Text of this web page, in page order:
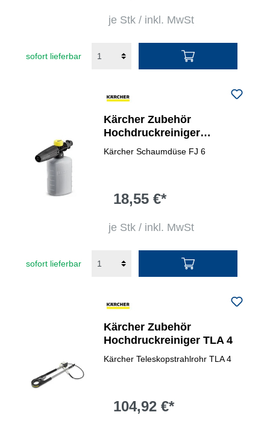
je Stk / inkl. MwSt
sofort lieferbar
Kärcher Zubehör
Hochdruckreiniger
Schaumdüse FJ 6
Kärcher Schaumdüse FJ 6
18,55 €*
je Stk / inkl. MwSt
sofort lieferbar
Kärcher Zubehör
Hochdruckreiniger TLA 4
Kärcher Teleskopstrahlrohr TLA 4
104,92 €*